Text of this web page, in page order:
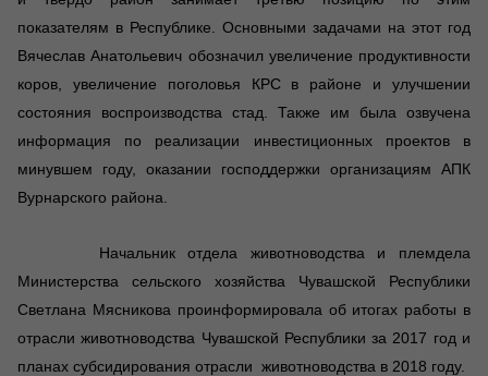
показателям в Республике. Основными задачами на этот год
Вячеслав Анатольевич обозначил увеличение продуктивности
коров, увеличение поголовья КРС в районе и улучшении
состояния воспроизводства стад. Также им была озвучена
информация по реализации инвестиционных проектов в
минувшем году, оказании господдержки организациям АПК
Вурнарского района.
Начальник отдела животноводства и племдела
Министерства сельского хозяйства Чувашской Республики
Светлана Мясникова проинформировала об итогах работы в
отрасли животноводства Чувашской Республики за 2017 год и
планах субсидирования отрасли животноводства в 2018 году.